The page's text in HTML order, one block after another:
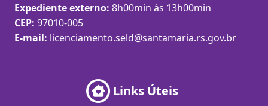
Expediente externo: 8h00min às 13h00min
CEP: 97010-005
E-mail: licenciamento.seld@santamaria.rs.gov.br
Links Úteis